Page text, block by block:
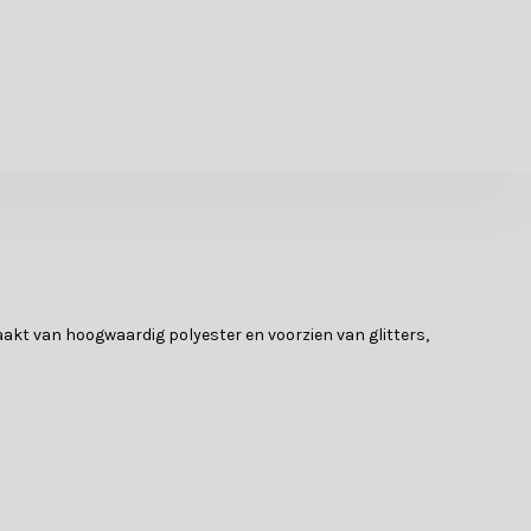
van hoogwaardig polyester en voorzien van glitters,
je kerstboom, kransen of cadeaus een luxe uitstraling. Met